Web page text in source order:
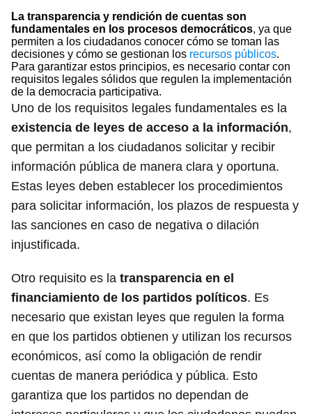
La transparencia y rendición de cuentas son
fundamentales en los procesos democráticos, ya que
permiten a los ciudadanos conocer cómo se toman las
decisiones y cómo se gestionan los recursos públicos.
Para garantizar estos principios, es necesario contar con
requisitos legales sólidos que regulen la implementación
de la democracia participativa.
Uno de los requisitos legales fundamentales es la
existencia de leyes de acceso a la información,
que permitan a los ciudadanos solicitar y recibir
información pública de manera clara y oportuna.
Estas leyes deben establecer los procedimientos
para solicitar información, los plazos de respuesta y
las sanciones en caso de negativa o dilación
injustificada.
Otro requisito es la transparencia en el
financiamiento de los partidos políticos. Es
necesario que existan leyes que regulen la forma
en que los partidos obtienen y utilizan los recursos
económicos, así como la obligación de rendir
cuentas de manera periódica y pública. Esto
garantiza que los partidos no dependan de